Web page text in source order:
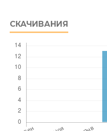
СКАЧИВАНИЯ